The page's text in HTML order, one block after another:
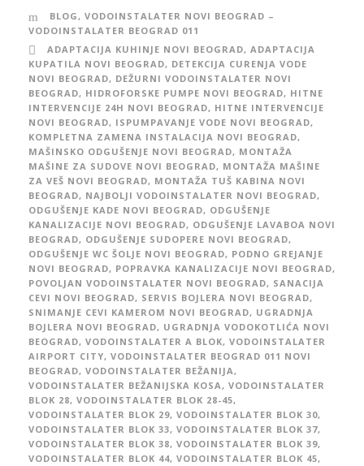
BLOG, VODOINSTALATER NOVI BEOGRAD –
VODOINSTALATER BEOGRAD 011
ADAPTACIJA KUHINJE NOVI BEOGRAD, ADAPTACIJA
KUPATILA NOVI BEOGRAD, DETEKCIJA CURENJA VODE
NOVI BEOGRAD, DEŽURNI VODOINSTALATER NOVI
BEOGRAD, HIDROFORSKE PUMPE NOVI BEOGRAD, HITNE
INTERVENCIJE 24H NOVI BEOGRAD, HITNE INTERVENCIJE
NOVI BEOGRAD, ISPUMPAVANJE VODE NOVI BEOGRAD,
KOMPLETNA ZAMENA INSTALACIJA NOVI BEOGRAD,
MAŠINSKO ODGUŠENJE NOVI BEOGRAD, MONTAŽA
MAŠINE ZA SUDOVE NOVI BEOGRAD, MONTAŽA MAŠINE
ZA VEŠ NOVI BEOGRAD, MONTAŽA TUŠ KABINA NOVI
BEOGRAD, NAJBOLJI VODOINSTALATER NOVI BEOGRAD,
ODGUŠENJE KADE NOVI BEOGRAD, ODGUŠENJE
KANALIZACIJE NOVI BEOGRAD, ODGUŠENJE LAVABOA NOVI
BEOGRAD, ODGUŠENJE SUDOPERE NOVI BEOGRAD,
ODGUŠENJE WC ŠOLJE NOVI BEOGRAD, PODNO GREJANJE
NOVI BEOGRAD, POPRAVKA KANALIZACIJE NOVI BEOGRAD,
POVOLJAN VODOINSTALATER NOVI BEOGRAD, SANACIJA
CEVI NOVI BEOGRAD, SERVIS BOJLERA NOVI BEOGRAD,
SNIMANJE CEVI KAMEROM NOVI BEOGRAD, UGRADNJA
BOJLERA NOVI BEOGRAD, UGRADNJA VODOKOTLIĆA NOVI
BEOGRAD, VODOINSTALATER A BLOK, VODOINSTALATER
AIRPORT CITY, VODOINSTALATER BEOGRAD 011 NOVI
BEOGRAD, VODOINSTALATER BEŽANIJA,
VODOINSTALATER BEŽANIJSKA KOSA, VODOINSTALATER
BLOK 28, VODOINSTALATER BLOK 28-45,
VODOINSTALATER BLOK 29, VODOINSTALATER BLOK 30,
VODOINSTALATER BLOK 33, VODOINSTALATER BLOK 37,
VODOINSTALATER BLOK 38, VODOINSTALATER BLOK 39,
VODOINSTALATER BLOK 44, VODOINSTALATER BLOK 45,